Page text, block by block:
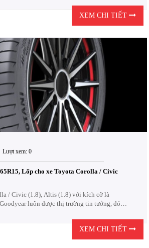
XEM CHI TIẾT
Lượt xem: 0
Lốp cho xe Toyota Corolla / Civic
/ Civic (1.8), Altis (1.8) với kích cỡ là
luôn được thị trường tin tưởng, đón
XEM CHI TIẾT